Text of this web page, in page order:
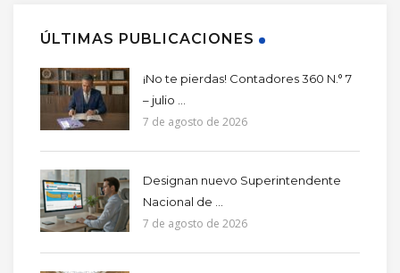
ÚLTIMAS PUBLICACIONES
¡No te pierdas! Contadores 360 N.° 7
– julio ...
7 de agosto de 2026
Designan nuevo Superintendente
Nacional de ...
7 de agosto de 2026